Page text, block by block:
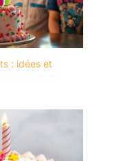
Convient au
à étages,
et au
en
: idées et